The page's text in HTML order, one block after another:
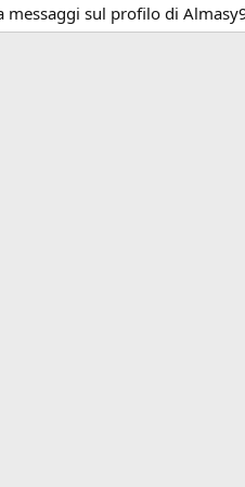
messaggi sul profilo di